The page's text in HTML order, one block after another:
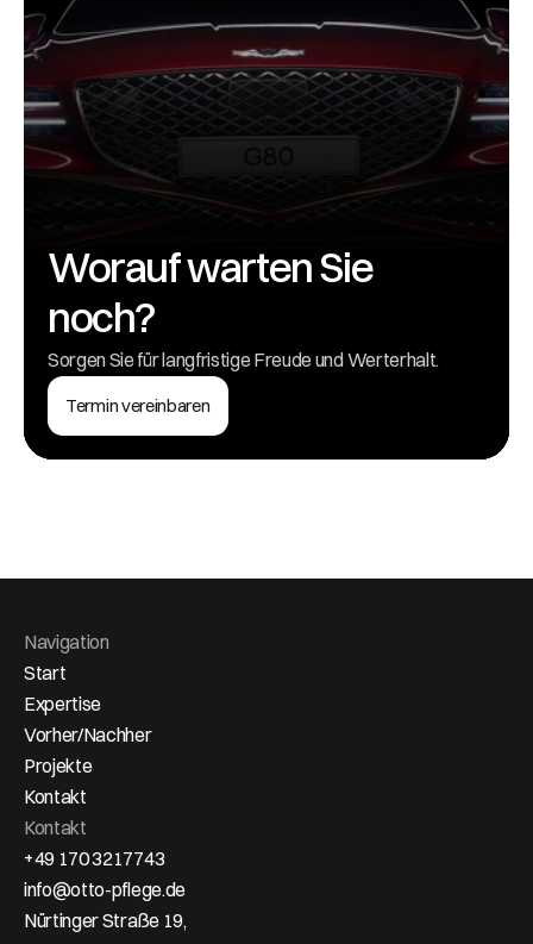
Worauf warten Sie
noch?
Sorgen Sie für langfristige Freude und Werterhalt.
Termin vereinbaren
Navigation
Start
Expertise
Vorher/Nachher
Projekte
Kontakt
Kontakt
+49 170 3217743
info@otto-pflege.de
Nürtinger Straße 19,